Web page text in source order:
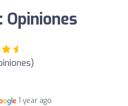
Opiniones
1 year ago